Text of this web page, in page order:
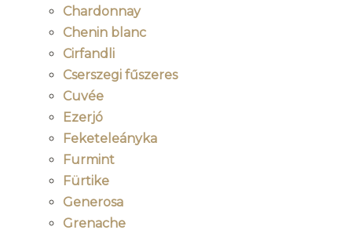
Chardonnay
Chenin blanc
Cirfandli
Cserszegi fűszeres
Cuvée
Ezerjó
Feketeleányka
Furmint
Fürtike
Generosa
Grenache